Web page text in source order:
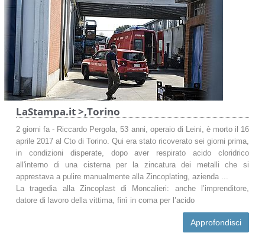
LaStampa.it >,Torino
2 giorni fa - Riccardo Pergola, 53 anni, operaio di Leini, è morto il 16
aprile 2017 al Cto di Torino. Qui era stato ricoverato sei giorni prima,
in condizioni disperate, dopo aver respirato acido cloridrico
all'interno di una cisterna per la zincatura dei metalli che si
apprestava a pulire manualmente alla Zincoplating, azienda ...
La tragedia alla Zincoplast di Moncalieri: anche l’imprenditore,
datore di lavoro della vittima, finì in coma per l’acido
Approfondisci